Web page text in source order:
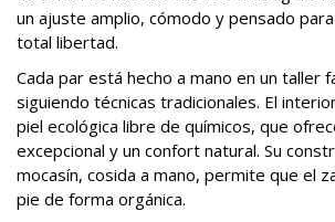
un ajuste amplio, cómodo y pensado
total libertad.
Cada par está hecho a mano en un taller
siguiendo técnicas tradicionales. El
piel ecológica libre de químicos, que
excepcional y un confort natural. Su
mocasín, cosida a mano, permite que el
pie de forma orgánica.